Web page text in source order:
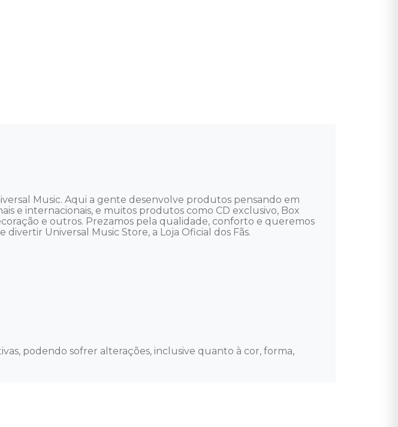
Music. Aqui a gente desenvolve produtos pensando em
e internacionais, e muitos produtos como CD exclusivo, Box
e outros. Prezamos pela qualidade, conforto e queremos
Universal Music Store, a Loja Oficial dos Fãs.
podendo sofrer alterações, inclusive quanto à cor, forma,